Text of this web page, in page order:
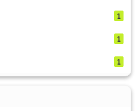
1
1
1